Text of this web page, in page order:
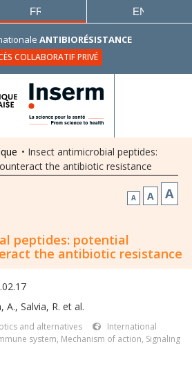
ANTIBIORÉSISTANCE
COLLABORATIF PRIVÉ
FRANÇAIS ENGLISH
• Insect antimicrobial peptides:
the antibiotic resistance
A A A
peptides: potential
the antibiotic resistance
Salvia, R. et al.
and alternatives
International
system, Mechanism of action, Signaling